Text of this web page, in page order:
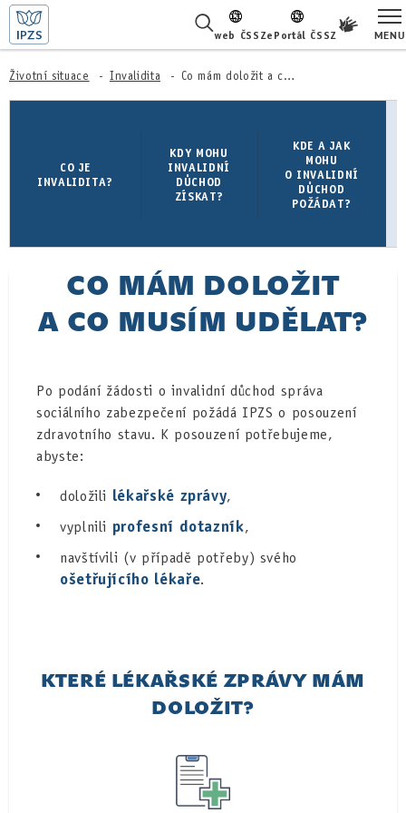
web ČSSZePortál ČSSZ MENU
ŽIVOTNÍ SITUACE
PRO LÉKAŘE
PRO MÉDIA
Životní situace Invalidita Co mám doložit a co musím udělat?
CO JE
INVALIDITA?
KDY MOHU
INVALIDNÍ
DŮCHOD
ZÍSKAT?
KDE A JAK
MOHU
O INVALIDNÍ
DŮCHOD
POŽÁDAT?
CO MÁM DOLOŽIT
A CO MUSÍM UDĚLAT?
Po podání žádosti o invalidní důchod správa
sociálního zabezpečení požádá IPZS o posouzení
zdravotního stavu. K posouzení potřebujeme,
abyste:
doložili lékařské zprávy,
vyplnili profesní dotazník,
navštívili (v případě potřeby) svého
ošetřujícího lékaře.
KTERÉ LÉKAŘSKÉ ZPRÁVY MÁM
DOLOŽIT?